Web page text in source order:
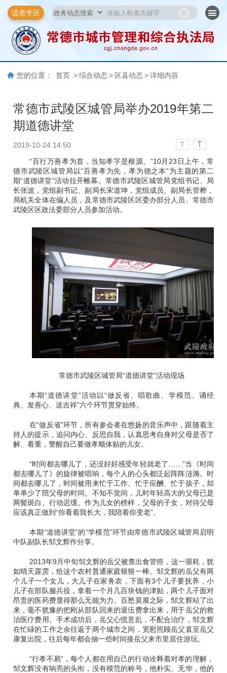
适老专区
您的位置： 首页 > 综合动态 > 区县动态 > 详细内容
常德市武陵区城管局举办2019年第二
期道德讲堂
2019-10-24 14:50 T T
“百行万善孝为首，当知孝字是根源。”10月23日上午，常
德市武陵区城管局以“百善孝为先，孝为德之本”为主题的第二
期“道德讲堂”活动拉开帷幕。常德市武陵区城管局党组书记、局
长张波，党组副书记、副局长宋道坤，党组成员、副局长管桦，
局机关全体在编人员，及常德市武陵区区委办部分人员、常德市
武陵区区政法委部分人员参加活动。
常德市武陵区城管局“道德讲堂”活动现场
本期“道德讲堂”活动以“做反省、唱歌曲、学模范、诵经
典、发善心、送吉祥”六个环节贯穿始终。
在“做反省”环节，所有参会者在悠扬的音乐声中，跟随着主
持人的提示，追问内心、反思自我，认真思考自身对父母是否了
解、看重，警醒自己要做孝顺体贴的儿女。
“时间都去哪儿了，还没好好感受年轻就老了……”当《时间
都去哪儿了》的旋律被唱响，每个人的心头都泛起阵阵涟漪。时
间都去哪儿了，时间被用来忙于工作、忙于应酬、忙于孩子，却
单单少了陪父母的时间。不知不觉间，儿时年轻高大的父母已是
两鬓斑白、行动迟缓。作为儿女的榜样，父母的子女，对待父母
应该真正做到“你看着我长大，我陪着你变老”。
本期“道德讲堂”的“学模范”环节由常德市武陵区城管局启明
中队副队长邹文辉作分享。
2013年9月中旬邹文辉的岳父被查出食管癌，这一噩耗，犹
如晴天霹雳，给这个农村普通家庭狠狠一棒。邹文辉的岳父有两
个儿子一个女儿，大儿子在家务农，下面有3个儿子要抚养，小
儿子在部队服兵役，拿着一个月几百块钱的津贴，两个儿子面对
昂贵的医药费显得那么无能为力。百愁莫展之际，邹文辉站了出
来，毫不犹豫的把刚从部队回来的退伍费拿出来，用于岳父的救
治医疗费用。手术成功后，岳父心慌意乱，不配合治疗，邹文辉
在忙碌的工作之余往返于两个城市之间，宽慰照顾岳父直至岳父
康复出院，往后每年都会抽一些时间接岳父来市里居住游玩。
“行孝不易”，每个人都在用自己的行动诠释着对孝的理解，
邹文辉没有响亮的头衔，没有模范的称号，他朴实、无华，他的